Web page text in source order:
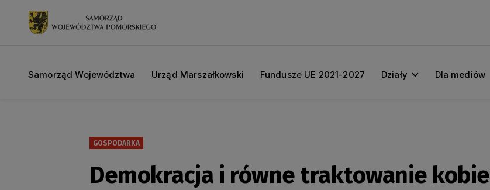
Samorząd Województwa Urząd Marszałkowski Fundusze UE 2021-2027 Działy Dla mediów
GOSPODARKA
Demokracja i równe traktowanie